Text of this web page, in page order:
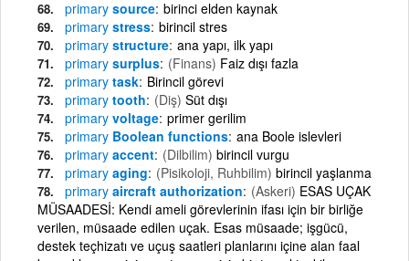
primary source birinci elden kaynak
primary stress birincil stres
primary structure ana yapı, ilk yapı
primary surplus (Finans) Faiz dışı fazla
primary task Birincil görevi
primary tooth (Diş) Süt dışı
primary voltage primer gerilim
primary Boolean functions ana Boole islevleri
primary accent (Dilbilim) birincil vurgu
primary aging (Pisikoloji, Ruhbilim) birincil yaşlanma
primary aircraft authorization (Askeri) ESAS UÇAK
MÜSAADESİ: Kendi ameli görevlerinin ifası için bir birliğe
verilen, müsaade edilen uçak. Esas müsaade; işgücü,
destek teçhizatı ve uçuş saatleri planlarını içine alan faal